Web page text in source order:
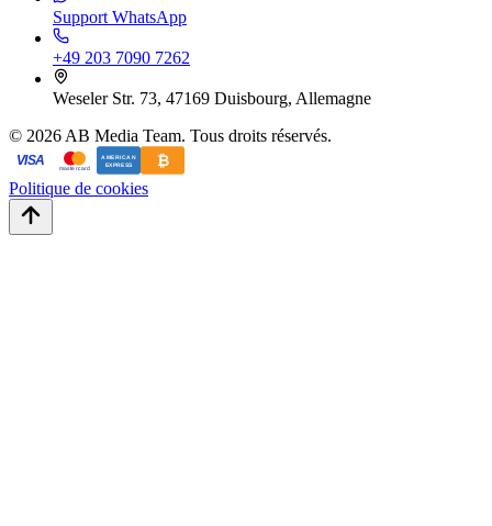
Support WhatsApp
+49 203 7090 7262
Weseler Str. 73, 47169 Duisbourg, Allemagne
© 2026 AB Media Team. Tous droits réservés.
VISA
mastercard
AMERICAN
EXPRESS
₿
Politique de cookies